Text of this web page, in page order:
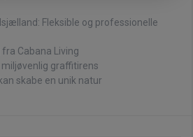
Fleksible og professionelle
Cabana Living
graffitirens
skabe en unik natur